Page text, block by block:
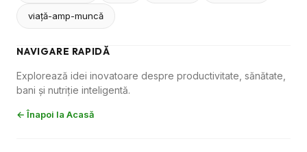
viaţă-amp-muncă
NAVIGARE RAPIDĂ
Explorează idei inovatoare despre productivitate, sănătate,
bani și nutriție inteligentă.
← Înapoi la Acasă